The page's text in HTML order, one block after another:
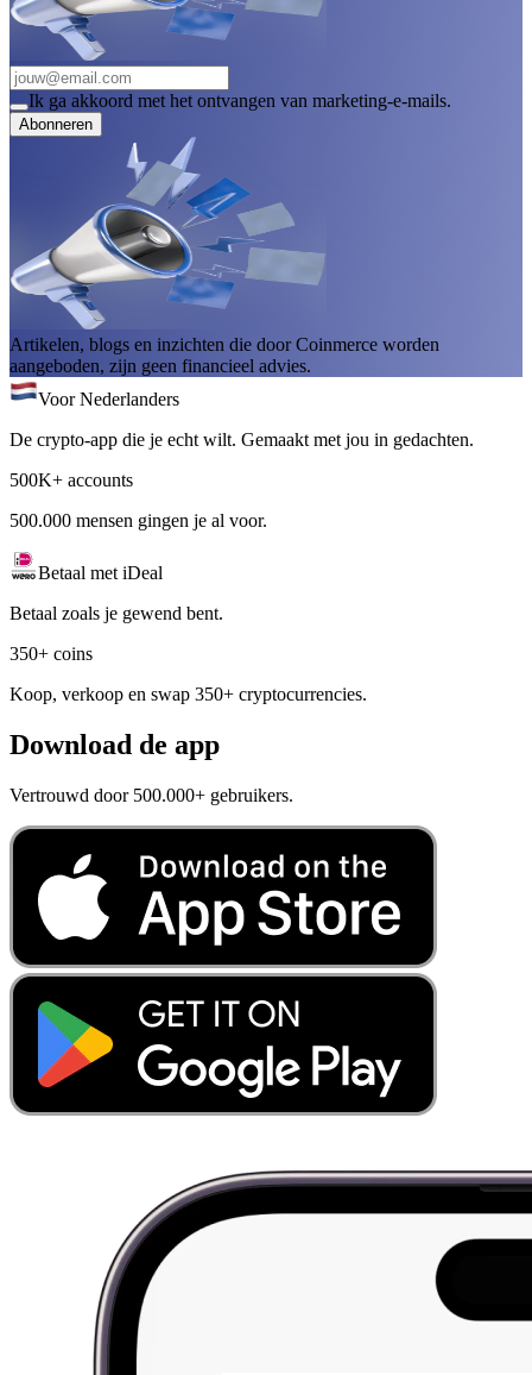
Ik ga akkoord met het ontvangen van marketing-e-mails.
Abonneren
Artikelen, blogs en inzichten die door Coinmerce worden
aangeboden, zijn geen financieel advies.
Voor Nederlanders
De crypto-app die je echt wilt. Gemaakt met jou in gedachten.
500K+ accounts
500.000 mensen gingen je al voor.
Betaal met iDeal
Betaal zoals je gewend bent.
350+ coins
Koop, verkoop en swap 350+ cryptocurrencies.
Download de app
Vertrouwd door 500.000+ gebruikers.